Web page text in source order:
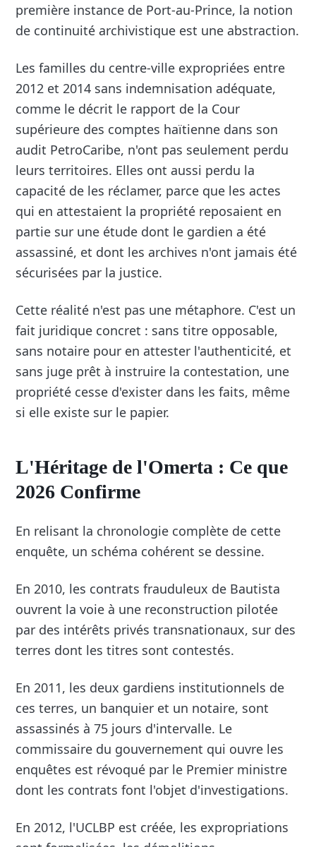
première instance de Port-au-Prince, la notion
de continuité archivistique est une abstraction.
Les familles du centre-ville expropriées entre
2012 et 2014 sans indemnisation adéquate,
comme le décrit le rapport de la Cour
supérieure des comptes haïtienne dans son
audit PetroCaribe, n'ont pas seulement perdu
leurs territoires. Elles ont aussi perdu la
capacité de les réclamer, parce que les actes
qui en attestaient la propriété reposaient en
partie sur une étude dont le gardien a été
assassiné, et dont les archives n'ont jamais été
sécurisées par la justice.
Cette réalité n'est pas une métaphore. C'est un
fait juridique concret : sans titre opposable,
sans notaire pour en attester l'authenticité, et
sans juge prêt à instruire la contestation, une
propriété cesse d'exister dans les faits, même
si elle existe sur le papier.
L'Héritage de l'Omerta : Ce que
2026 Confirme
En relisant la chronologie complète de cette
enquête, un schéma cohérent se dessine.
En 2010, les contrats frauduleux de Bautista
ouvrent la voie à une reconstruction pilotée
par des intérêts privés transnationaux, sur des
terres dont les titres sont contestés.
En 2011, les deux gardiens institutionnels de
ces terres, un banquier et un notaire, sont
assassinés à 75 jours d'intervalle. Le
commissaire du gouvernement qui ouvre les
enquêtes est révoqué par le Premier ministre
dont les contrats font l'objet d'investigations.
En 2012, l'UCLBP est créée, les expropriations